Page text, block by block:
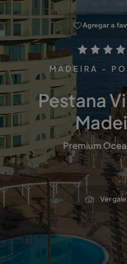
Agregar a
MADEIRA -
Pestana
Premium
Ver